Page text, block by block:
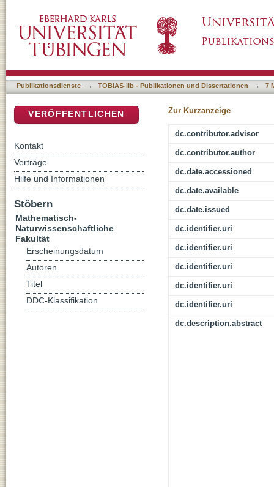
Publikationsdienste → TOBIAS-lib - Publikationen und Dissertationen → 7
Zur Kurzanzeige
dc.contributor.advisor
dc.contributor.author
dc.date.accessioned
dc.date.available
dc.date.issued
dc.identifier.uri
dc.identifier.uri
dc.identifier.uri
dc.identifier.uri
dc.identifier.uri
dc.description.abstract
VERÖFFENTLICHEN
Kontakt
Verträge
Hilfe und Informationen
Stöbern
Mathematisch-
Naturwissenschaftliche
Fakultät
Erscheinungsdatum
Autoren
Titel
DDC-Klassifikation